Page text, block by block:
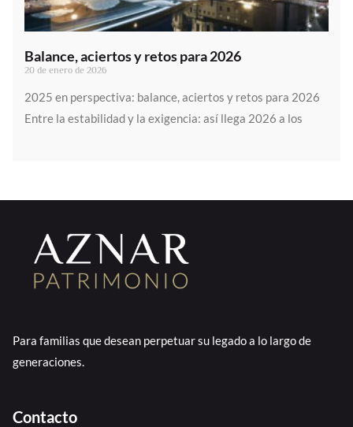
Balance, aciertos y retos para 2026
20 de enero de 2026
2025 en perspectiva: balance, aciertos y retos para 2026
Entre la estabilidad y la exigencia: así llega 2026 a los
Para familias que desean perpetuar su legado a lo largo de
generaciones.
Contacto